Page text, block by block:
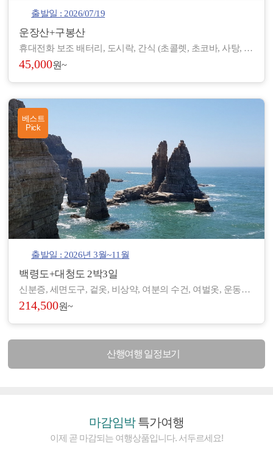
출발일 : 2026/07/19
운장산+구봉산
휴대전화 보조 배터리, 도시락, 간식 (초콜렛, 초코바, 사탕, 온수), 아이젠, 스틱, 랜턴, 장갑, 방한 재킷, 방한모, 무릎 보호대, 우의, 개인장비, 여벌 옷, 개인 상비약 등
45,000원~
베스트
Pick
출발일 : 2026년 3월~11월
백령도+대청도 2박3일
신분증, 세면도구, 겉옷, 비상약, 여분의 수건, 여벌옷, 운동화, 간편한 복장 등 - 도서/산간 지역으로 숙박 및 편의시설이 열악하여, 세면도구, 헤어드라이기 등이 제공되지 않습니다. (숙소에 따라 헤어드라이기가 비치된 곳도 있습니다.) - 아침/저녁으로 기온차가 있기 때문에 걸칠만한 겉옷을 준비해 주시기 바랍니다. - 장기적으로 복용하고 계신 약이 있으시면, 여유 있게 준비하시기 바랍니다. - 숙소 별로 수건은 하루에 1장씩 제공되나, 여분으로 하나씩 더 챙겨 오시면 좋습니다.
214,500원~
산행여행 일정보기
마감임박특가여행
이제 곧 마감되는 여행상품입니다. 서두르세요!